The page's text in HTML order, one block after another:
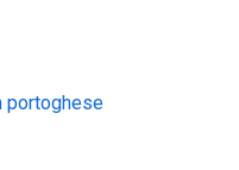
portoghese